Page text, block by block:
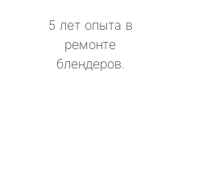
5 лет опыта в
ремонте
блендеров.